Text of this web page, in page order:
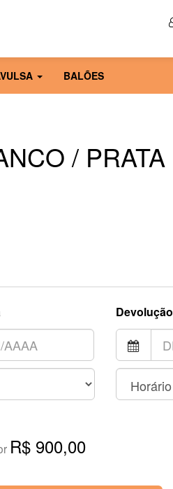
BALÕES
/ PRATA
Devolução
R$ 900,00